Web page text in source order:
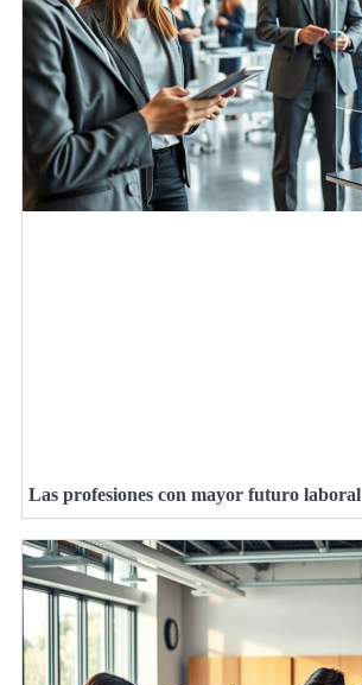
Las profesiones con mayor futuro laboral